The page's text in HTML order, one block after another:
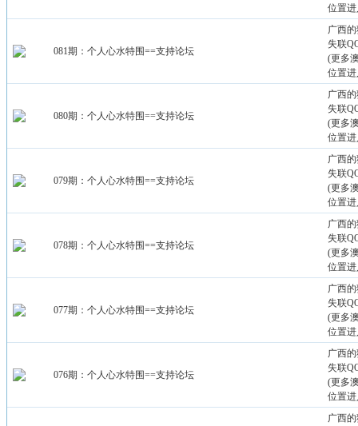
位置
081期：个人心水特围==支持论坛
广西
失联
(更多
位置
080期：个人心水特围==支持论坛
广西
失联
(更多
位置
079期：个人心水特围==支持论坛
广西
失联
(更多
位置
078期：个人心水特围==支持论坛
广西
失联
(更多
位置
077期：个人心水特围==支持论坛
广西
失联
(更多
位置
076期：个人心水特围==支持论坛
广西
失联
(更多
位置
广西